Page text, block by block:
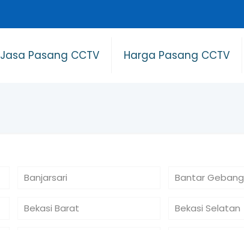
Jasa Pasang CCTV Harga Pasang CCTV
Banjarsari Bantar Gebang
Bekasi Barat Bekasi Selatan